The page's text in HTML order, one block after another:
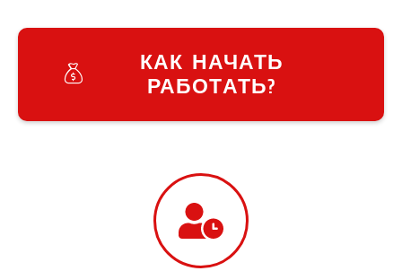
КАК НАЧАТЬ
РАБОТАТЬ?
Великие Лазы
Великий Омеляник
Верхнеднепровск
Винница
Винники